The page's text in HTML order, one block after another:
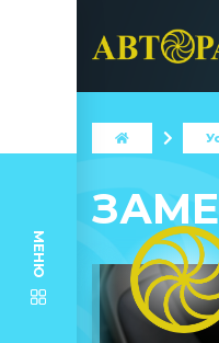
МЕНЮ
ФАЙЛОВ